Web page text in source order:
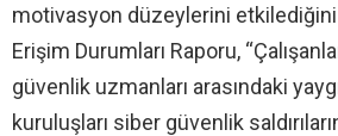
motivasyon düzeylerini
Erişim Durumları Raporu,
güvenlik uzmanları arasındaki
kuruluşları siber güvenlik